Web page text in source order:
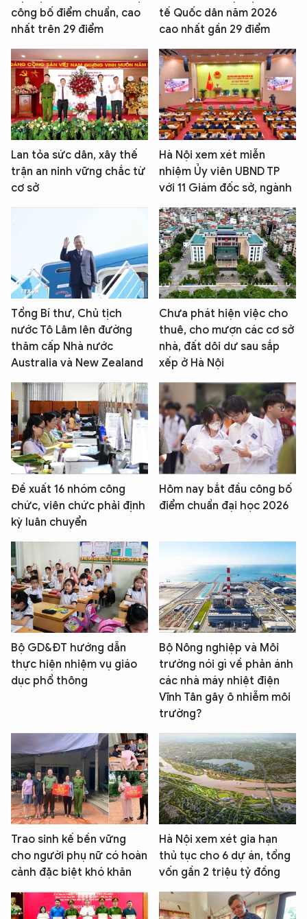
công bố điểm chuẩn, cao
nhất trên 29 điểm
tế Quốc dân năm 2026
cao nhất gần 29 điểm
Lan tỏa sức dân, xây thế
trận an ninh vững chắc từ
cơ sở
Hà Nội xem xét miễn
nhiệm Ủy viên UBND TP
với 11 Giám đốc sở, ngành
Tổng Bí thư, Chủ tịch
nước Tô Lâm lên đường
thăm cấp Nhà nước
Australia và New Zealand
Chưa phát hiện việc cho
thuê, cho mượn các cơ sở
nhà, đất dôi dư sau sắp
xếp ở Hà Nội
Đề xuất 16 nhóm công
chức, viên chức phải định
kỳ luân chuyển
Hôm nay bắt đầu công bố
điểm chuẩn đại học 2026
Bộ GD&ĐT hướng dẫn
thực hiện nhiệm vụ giáo
dục phổ thông
Bộ Nông nghiệp và Môi
trường nói gì về phản ánh
các nhà máy nhiệt điện
Vĩnh Tân gây ô nhiễm môi
trường?
Trao sinh kế bền vững
cho người phụ nữ có hoàn
cảnh đặc biệt khó khăn
Hà Nội xem xét gia hạn
thủ tục cho 6 dự án, tổng
vốn gần 2 triệu tỷ đồng